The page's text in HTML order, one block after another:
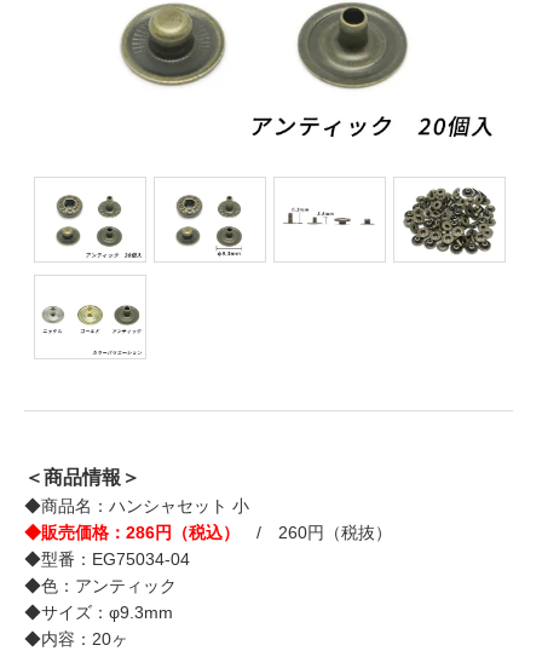
＜商品情報＞
◆商品名：ハンシャセット 小
◆販売価格：286円（税込）
/ 260円（税抜）
◆型番：EG75034-04
◆色：アンティック
◆サイズ：φ9.3mm
◆内容：20ヶ